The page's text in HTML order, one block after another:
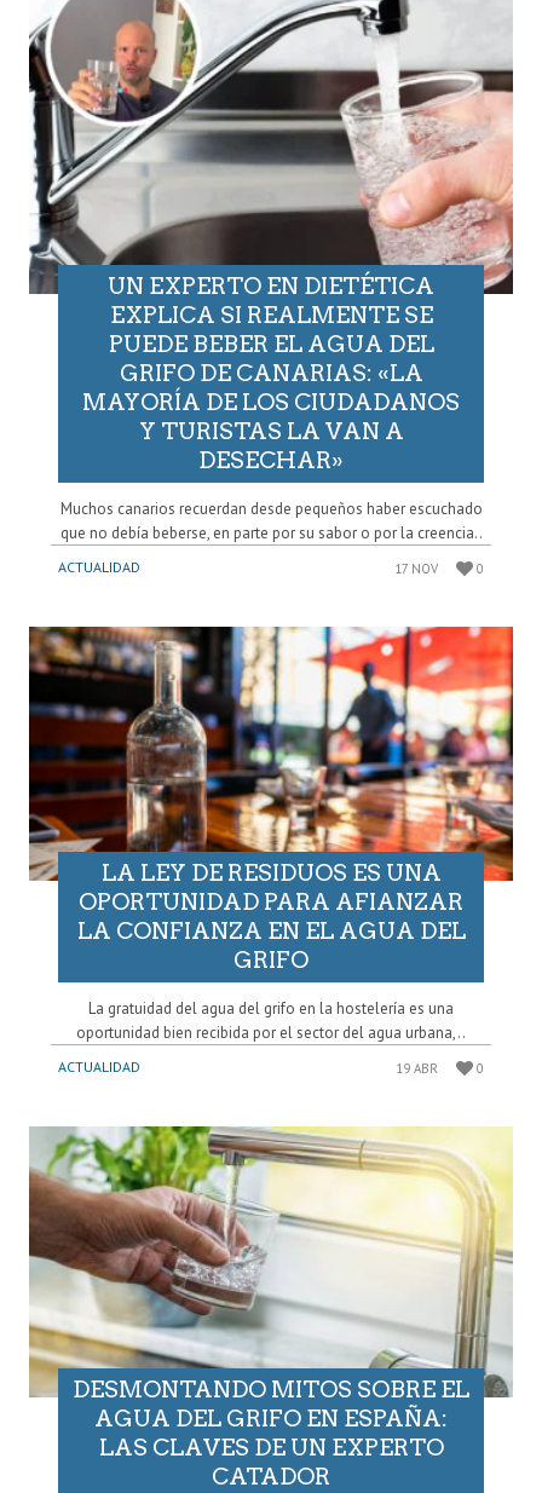
UN EXPERTO EN DIETÉTICA
EXPLICA SI REALMENTE SE
PUEDE BEBER EL AGUA DEL
GRIFO DE CANARIAS: «LA
MAYORÍA DE LOS CIUDADANOS
Y TURISTAS LA VAN A
DESECHAR»
Muchos canarios recuerdan desde pequeños haber escuchado
que no debía beberse, en parte por su sabor o por la creencia..
ACTUALIDAD 17 NOV 0
LA LEY DE RESIDUOS ES UNA
OPORTUNIDAD PARA AFIANZAR
LA CONFIANZA EN EL AGUA DEL
GRIFO
La gratuidad del agua del grifo en la hostelería es una
oportunidad bien recibida por el sector del agua urbana,..
ACTUALIDAD 19 ABR 0
DESMONTANDO MITOS SOBRE EL
AGUA DEL GRIFO EN ESPAÑA:
LAS CLAVES DE UN EXPERTO
CATADOR